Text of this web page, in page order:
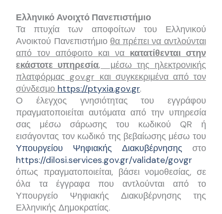
Ελληνικό Ανοιχτό Πανεπιστήμιο
Τα πτυχία των αποφοίτων του Ελληνικού
Ανοικτού Πανεπιστήμιο θα πρέπει να αντλούνται
από τον απόφοιτο και να κατατίθενται στην
εκάστοτε υπηρεσία, μέσω της ηλεκτρονικής
πλατφόρμας gov.gr και συγκεκριμένα από τον
σύνδεσμο https://ptyxia.gov.gr.
Ο έλεγχος γνησιότητας του εγγράφου
πραγματοποιείται αυτόματα από την υπηρεσία
σας μέσω σάρωσης του κωδικού QR ή
εισάγοντας τον κωδικό της βεβαίωσης μέσω του
Υπουργείου Ψηφιακής Διακυβέρνησης στο
https://dilosi.services.gov.gr/validate/govgr
όπως πραγματοποιείται, βάσει νομοθεσίας, σε
όλα τα έγγραφα που αντλούνται από το
Υπουργείο Ψηφιακής Διακυβέρνησης της
Ελληνικής Δημοκρατίας.